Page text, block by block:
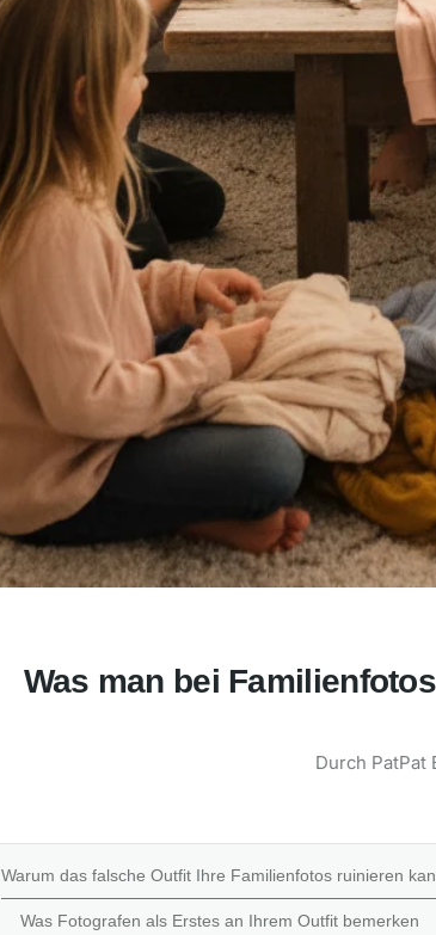
Was man bei
Durch PatPat
Warum das falsche Outfit Ihre Familienfotos ruinieren
Was Fotografen als Erstes an Ihrem Outfit bemerken